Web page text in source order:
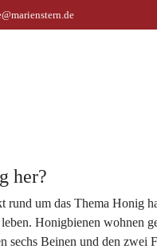
her?
rund um das Thema Honig
Honigbienen wohnen
sechs Beinen und den zwei